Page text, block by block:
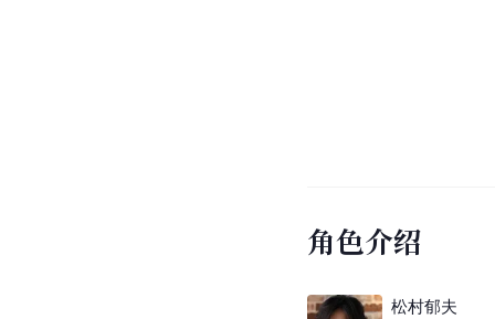
角色介绍
松村郁夫